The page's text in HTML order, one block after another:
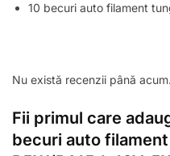
10 becuri auto filament
Nu există recenzii până acum.
Fii primul care
becuri auto